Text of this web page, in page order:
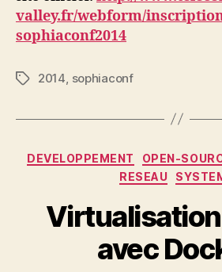
valley.fr/webform/
sophiaconf2014
Étiquettes
2014 sophiaconf
DEVELOPPEMENT OPEN-
RESEAU
avec